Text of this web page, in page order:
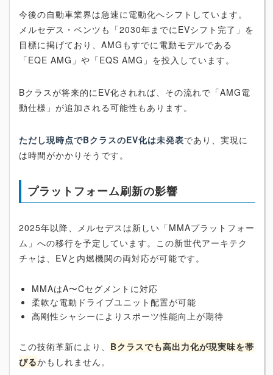
今後の自動車業界は急速に電動化へシフトしています。
メルセデス・ベンツも「2030年までにEVシフト完了」を
目標に掲げており、AMGもすでに電動モデルである
「EQE AMG」や「EQS AMG」を投入しています。
Bクラスが将来的にEV化されれば、その流れで「AMG電
動仕様」が追加される可能性もあります。
ただし現時点でBクラスのEV化は未発表であり、実現に
は時間がかかりそうです。
プラットフォーム刷新の影響
2025年以降、メルセデスは新しい「MMAプラットフォー
ム」への移行を予定しています。この新世代アーキテク
チャは、EVと内燃機関の両対応が可能です。
MMAはA〜Cセグメントに対応
柔軟な電動ドライブユニット配置が可能
高剛性シャシーによりスポーツ性能向上が期待
この技術革新により、 Bクラスでも高出力化が現実味を帯
びるかもしれません。